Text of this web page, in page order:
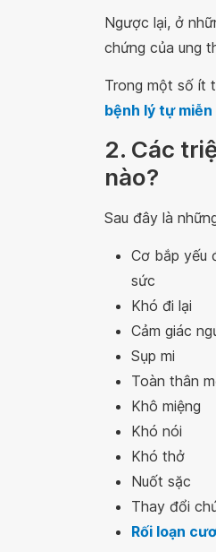
Ngược lại, ở
chứng của ung
Trong một số ít
bệnh lý tự miễn
2. Các
nào?
Sau đây là
Cơ bắp yếu
sức
Khó đi lại
Cảm giác
Sụp mi
Toàn thân
Khô miệng
Khó nói
Khó thở
Nuốt sặc
Thay đổi
Rối loạn